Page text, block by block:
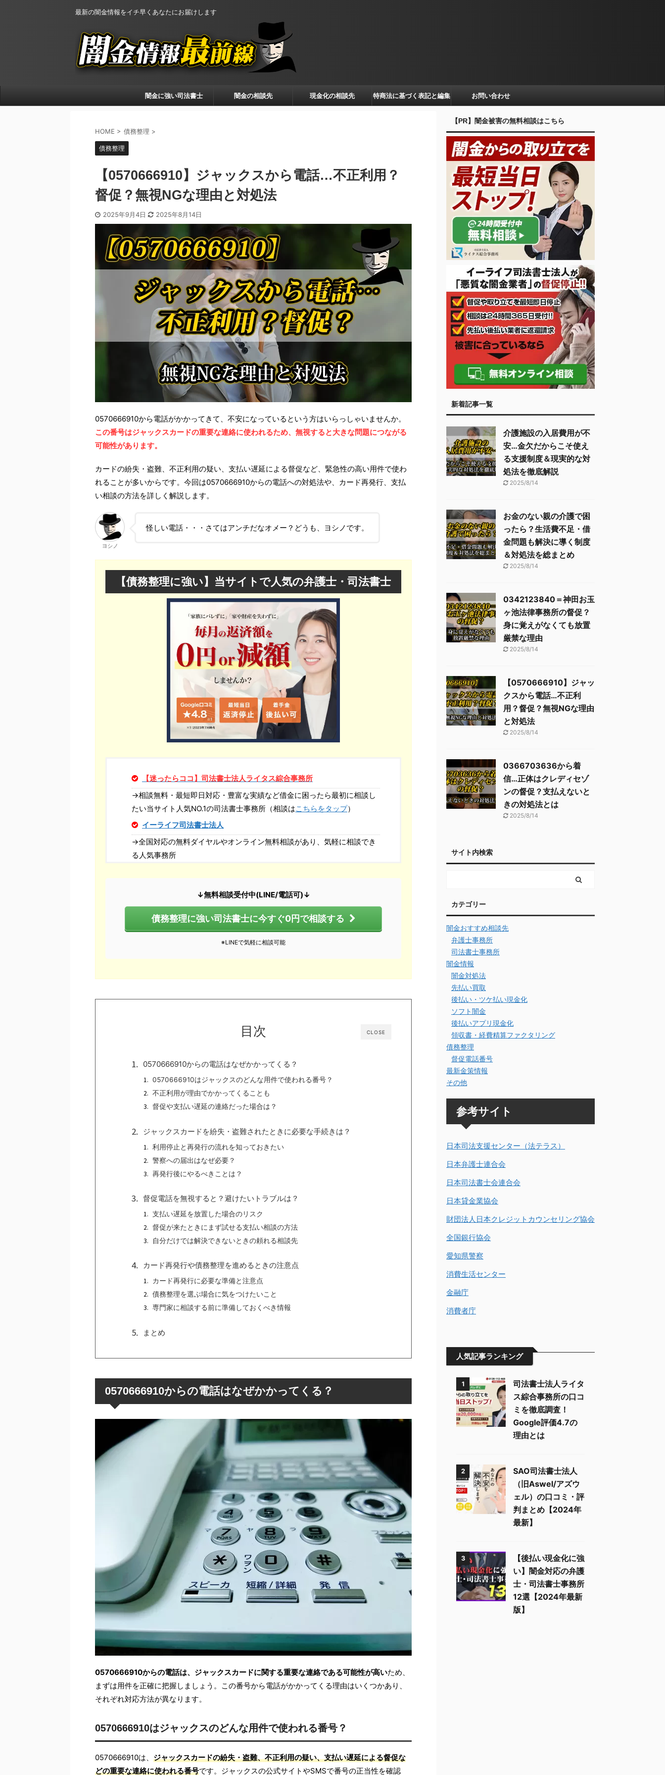
最新の闇金情報をイチ早くあなたにお届けします
闇金に強い司法書士 闇金の相談先 現金化の相談先 特商法に基づく表記と編集 お問い合わせ
HOME > 債務整理 >
債務整理
【0570666910】ジャックスから電話…不正利用？
督促？無視NGな理由と対処法
2025年9月4日 2025年8月14日
0570666910から電話がかかってきて、不安になっているという方はいらっしゃいませんか。
この番号はジャックスカードの重要な連絡に使われるため、無視すると大きな問題につながる
可能性があります。
カードの紛失・盗難、不正利用の疑い、支払い遅延による督促など、緊急性の高い用件で使わ
れることが多いからです。今回は0570666910からの電話への対処法や、カード再発行、支払
い相談の方法を詳しく解説します。
ヨシノ
怪しい電話・・・さてはアンチだなオメー？どうも、ヨシノです。
【債務整理に強い】当サイトで人気の弁護士・司法書士
【迷ったらココ】司法書士法人ライタス綜合事務所
→相談無料・最短即日対応・豊富な実績など借金に困ったら最初に相談し
たい当サイト人気NO.1の司法書士事務所（相談はこちらをタップ）
イーライフ司法書士法人
→全国対応の無料ダイヤルやオンライン無料相談があり、気軽に相談でき
る人気事務所
↓無料相談受付中(LINE/電話可)↓
債務整理に強い司法書士に今すぐ0円で相談する
※LINEで気軽に相談可能
CLOSE
目次
0570666910からの電話はなぜかかってくる？
0570666910はジャックスのどんな用件で使われる番号？
不正利用が理由でかかってくることも
督促や支払い遅延の連絡だった場合は？
ジャックスカードを紛失・盗難されたときに必要な手続きは？
利用停止と再発行の流れを知っておきたい
警察への届出はなぜ必要？
再発行後にやるべきことは？
督促電話を無視すると？避けたいトラブルは？
支払い遅延を放置した場合のリスク
督促が来たときにまず試せる支払い相談の方法
自分だけでは解決できないときの頼れる相談先
カード再発行や債務整理を進めるときの注意点
カード再発行に必要な準備と注意点
債務整理を選ぶ場合に気をつけたいこと
専門家に相談する前に準備しておくべき情報
まとめ
0570666910からの電話はなぜかかってくる？
0570666910からの電話は、ジャックスカードに関する重要な連絡である可能性が高いため、
まずは用件を正確に把握しましょう。この番号から電話がかかってくる理由はいくつかあり、
それぞれ対応方法が異なります。
0570666910はジャックスのどんな用件で使われる番号？
0570666910は、 ジャックスカードの紛失・盗難、不正利用の疑い、支払い遅延による督促な
どの重要な連絡に使われる番号です。ジャックスの公式サイトやSMSで番号の正当性を確認
【PR】闇金被害の無料相談はこちら
新着記事一覧
介護施設の入居費用が不
安…金欠だからこそ使え
る支援制度＆現実的な対
処法を徹底解説
2025/8/14
お金のない親の介護で困
ったら？生活費不足・借
金問題も解決に導く制度
＆対処法を総まとめ
2025/8/14
0342123840＝神田お玉
ヶ池法律事務所の督促？
身に覚えがなくても放置
厳禁な理由
2025/8/14
【0570666910】ジャッ
クスから電話…不正利
用？督促？無視NGな理由
と対処法
2025/8/14
0366703636から着
信…正体はクレディセゾ
ンの督促？支払えないと
きの対処法とは
2025/8/14
サイト内検索
カテゴリー
闇金おすすめ相談先
弁護士事務所
司法書士事務所
闇金情報
闇金対処法
先払い買取
後払い・ツケ払い現金化
ソフト闇金
後払いアプリ現金化
領収書・経費精算ファクタリング
債務整理
督促電話番号
最新金策情報
その他
参考サイト
日本司法支援センター（法テラス）
日本弁護士連合会
日本司法書士会連合会
日本貸金業協会
財団法人日本クレジットカウンセリング協会
全国銀行協会
愛知県警察
消費生活センター
金融庁
消費者庁
人気記事ランキング
1
司法書士法人ライタ
ス綜合事務所の口コ
ミを徹底調査！
Google評価4.7の
理由とは
2
SAO司法書士法人
（旧Aswel/アズウ
ェル）の口コミ・評
判まとめ【2024年
最新】
3
【後払い現金化に強
い】闇金対応の弁護
士・司法書士事務所
12選【2024年最新
版】